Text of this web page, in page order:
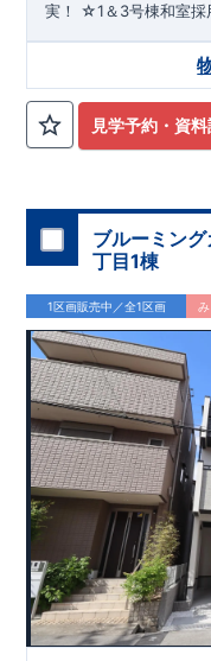
実！ ☆1＆3号棟和室採
見学予約・資
ブルーミン
丁目1棟
1区画販売中／全1区画